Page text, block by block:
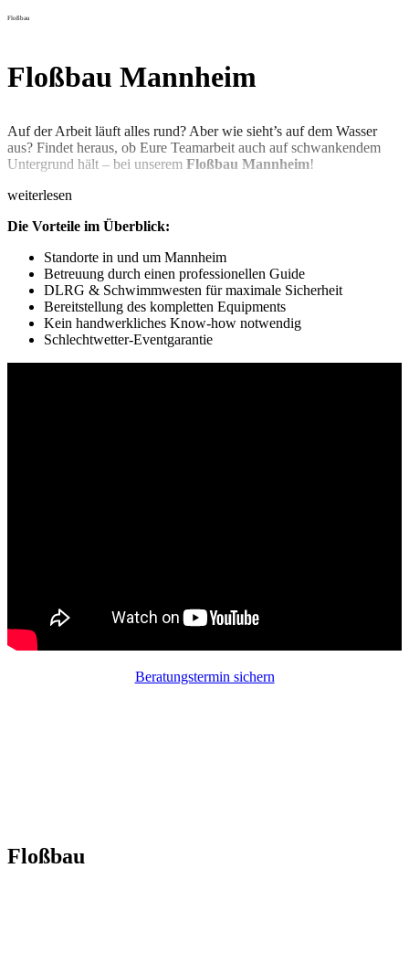
Floßbau
Floßbau Mannheim
Auf der Arbeit läuft alles rund? Aber wie sieht’s auf dem Wasser
aus? Findet heraus, ob Eure Teamarbeit auch auf schwankendem
Untergrund hält – bei unserem Floßbau Mannheim!
weiterlesen
Die Vorteile im Überblick:
Standorte in und um Mannheim
Betreuung durch einen professionellen Guide
DLRG & Schwimmwesten für maximale Sicherheit
Bereitstellung des kompletten Equipments
Kein handwerkliches Know-how notwendig
Schlechtwetter-Eventgarantie
Beratungstermin sichern
Floßbau